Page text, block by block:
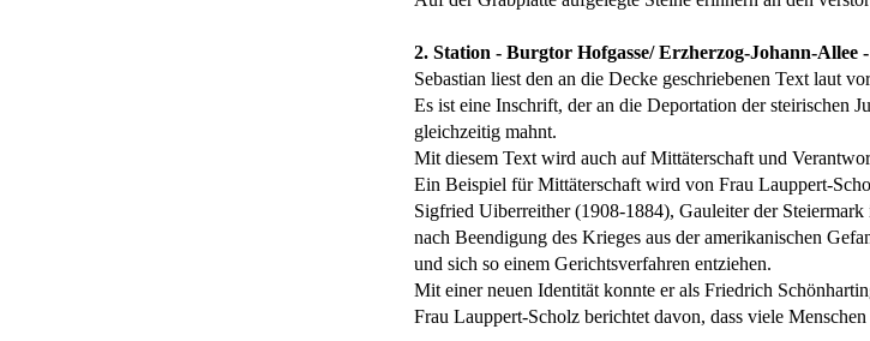
2. Station - Burgtor Hofgasse/ Erzherzog-Johann-
Sebastian liest den an die Decke geschriebenen Text laut
Es ist eine Inschrift, der an die Deportation der steirischen
gleichzeitig mahnt.
Mit diesem Text wird auch auf Mittäterschaft und
Ein Beispiel für Mittäterschaft wird von Frau Lauppert-
Sigfried Uiberreither (1908-1884), Gauleiter der
nach Beendigung des Krieges aus der amerikanischen
und sich so einem Gerichtsverfahren entziehen.
Mit einer neuen Identität konnte er als Friedrich
Frau Lauppert-Scholz berichtet davon, dass viele